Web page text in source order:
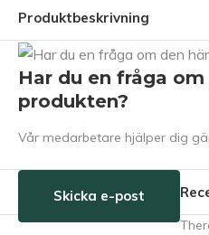
Produktbeskrivning
Har du en fråga
produkten?
Vår medarbetare hjälper dig
Skicka e-post